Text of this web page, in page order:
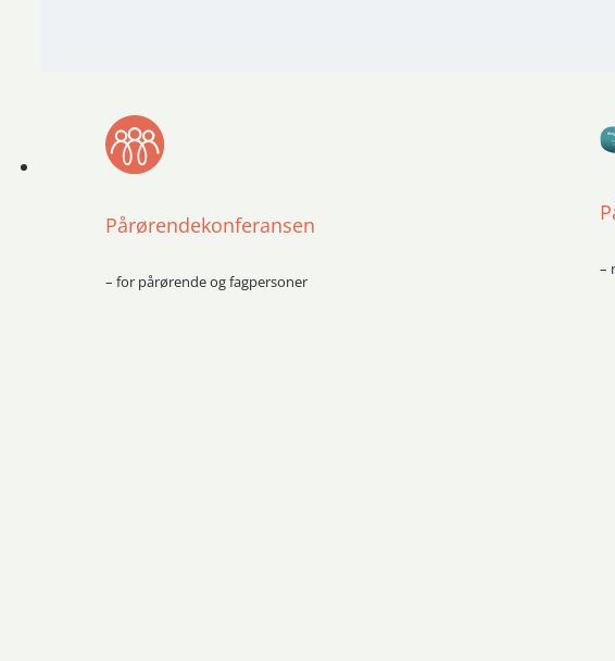
Pårørendekonferansen
– for pårørende og fagpersoner
–